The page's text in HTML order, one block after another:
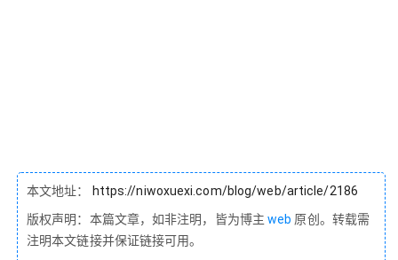
本文地址： https://niwoxuexi.com/blog/web/article/2186
版权声明：本篇文章，如非注明，皆为博主web 原创。转载需
注明本文链接并保证链接可用。